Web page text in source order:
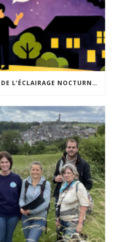
ACCEPTABILITÉ SOCIALE DE L’ÉCLAIRAGE NOCTURNE : LE REPLAY EST DISPONIBLE